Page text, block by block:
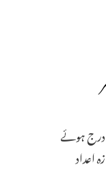
درج ہوئے
اعداد